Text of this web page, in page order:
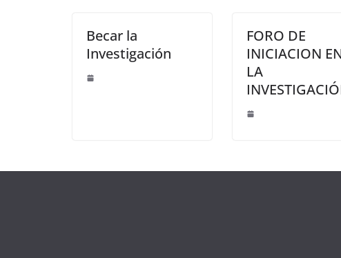
Becar la
Investigación
FORO DE
INICIACION
LA